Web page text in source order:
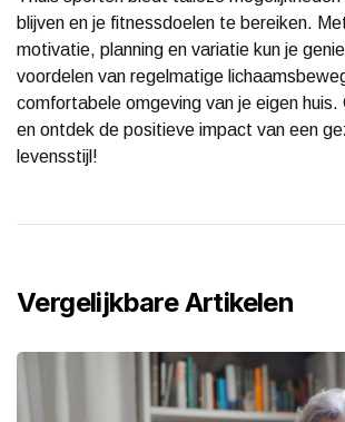
blijven en je fitnessdoelen te bereiken.
motivatie, planning en variatie kun je
voordelen van regelmatige
comfortabele omgeving van je eigen huis.
en ontdek de positieve impact van een
levensstijl!
Vergelijkbare Artikelen